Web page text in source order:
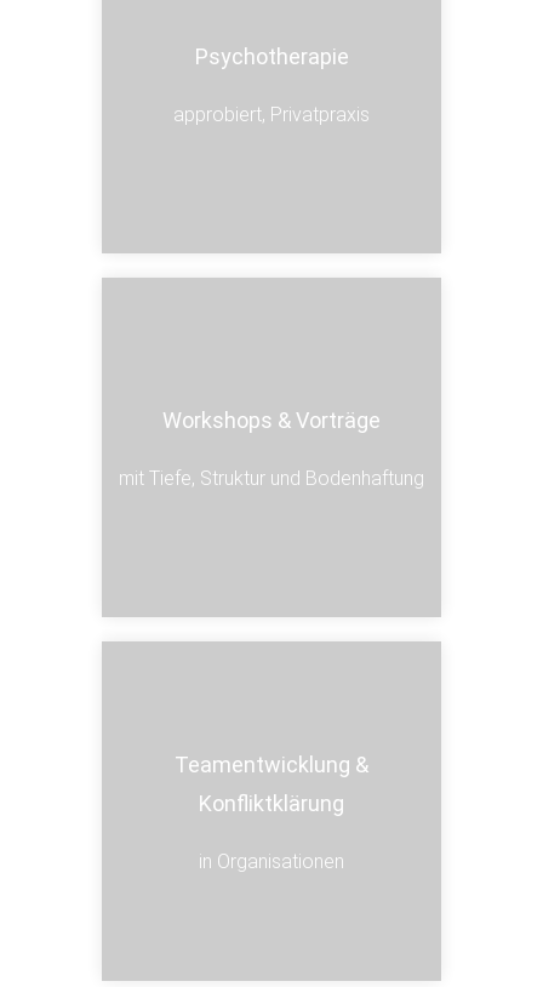
Psychotherapie
approbiert, Privatpraxis
Psychotherapie
Workshops & Vorträge
mit Tiefe, Struktur und Bodenhaftung
Workshops & Vorträge
Teamentwicklung &
Konfliktklärung
in Organisationen
Teamentwicklung &
Konfliktklärung